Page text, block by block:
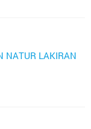
NATUR LAKIRAN